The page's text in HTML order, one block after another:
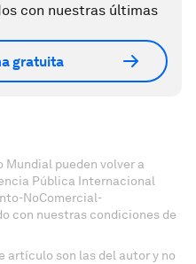
con nuestras últimas
gratuita
pueden volver a
Pública Internacional
NoComercial-
con nuestras condiciones de
artículo son las del autor y no